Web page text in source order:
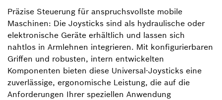
Präzise Steuerung für anspruchsvollste mobile
Maschinen: Die Joysticks sind als hydraulische oder
elektronische Geräte erhältlich und lassen sich
nahtlos in Armlehnen integrieren. Mit konfigurierbaren
Griffen und robusten, intern entwickelten
Komponenten bieten diese Universal-Joysticks eine
zuverlässige, ergonomische Leistung, die auf die
Anforderungen Ihrer speziellen Anwendung